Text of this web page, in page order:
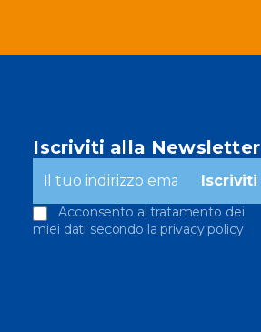
Iscriviti alla Newsletter
Acconsento al tratamento dei
miei dati secondo la privacy policy